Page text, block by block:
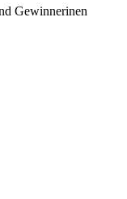
Gewinnerinen